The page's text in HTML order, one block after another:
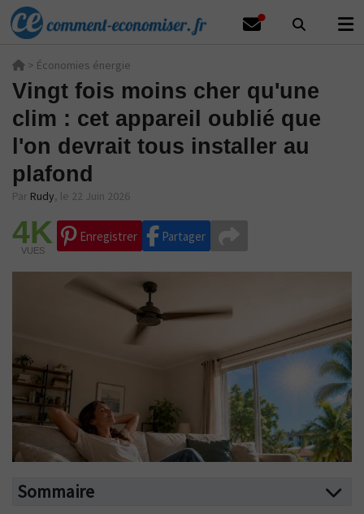
> Économies énergie
Vingt fois moins cher qu'une
clim : cet appareil oublié que
l'on devrait tous installer au
plafond
Par Rudy, le 22 Juin 2026
4K
VUES
Enregistrer Partager
Sommaire